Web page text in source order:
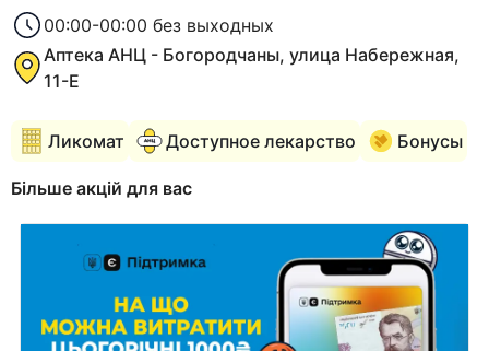
00:00-00:00 без выходных
Аптека АНЦ - Богородчаны, улица Набережная,
11-Е
Ликомат Доступное лекарство Бонусы
Більше акцій для вас